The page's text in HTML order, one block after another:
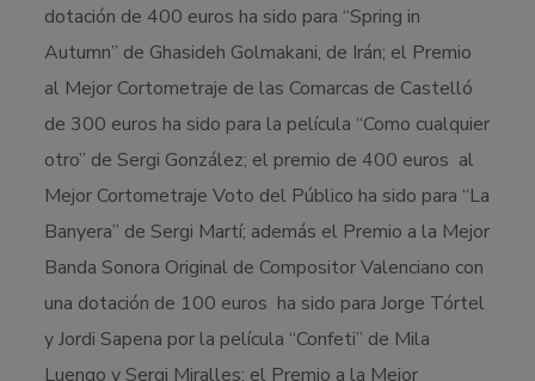
dotación de 400 euros ha sido para “Spring in
Autumn” de Ghasideh Golmakani, de Irán; el Premio
al Mejor Cortometraje de las Comarcas de Castelló
de 300 euros ha sido para la película “Como cualquier
otro” de Sergi González; el premio de 400 euros al
Mejor Cortometraje Voto del Público ha sido para “La
Banyera” de Sergi Martí; además el Premio a la Mejor
Banda Sonora Original de Compositor Valenciano con
una dotación de 100 euros ha sido para Jorge Tórtel
y Jordi Sapena por la película “Confeti” de Mila
Luengo y Sergi Miralles; el Premio a la Mejor